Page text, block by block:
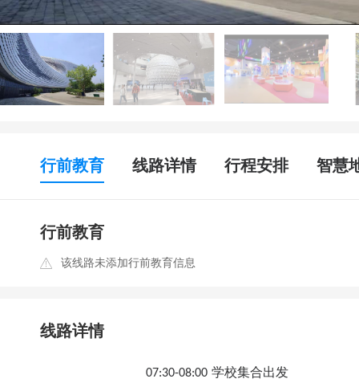
行前教育 线路详情 行程安排 智慧
行前教育
该线路未添加行前教育信息
线路详情
07:30-08:00 学校集合出发